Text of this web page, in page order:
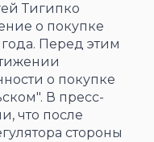
Тигипко
о покупке
Перед этим
о покупке
В пресс-
что после
стороны